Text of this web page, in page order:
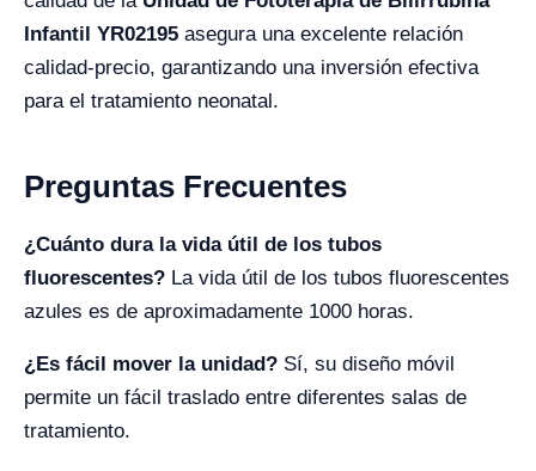
Infantil YR02195 asegura una excelente relación
calidad-precio, garantizando una inversión efectiva
para el tratamiento neonatal.
Preguntas Frecuentes
¿Cuánto dura la vida útil de los tubos
fluorescentes? La vida útil de los tubos fluorescentes
azules es de aproximadamente 1000 horas.
¿Es fácil mover la unidad? Sí, su diseño móvil
permite un fácil traslado entre diferentes salas de
tratamiento.